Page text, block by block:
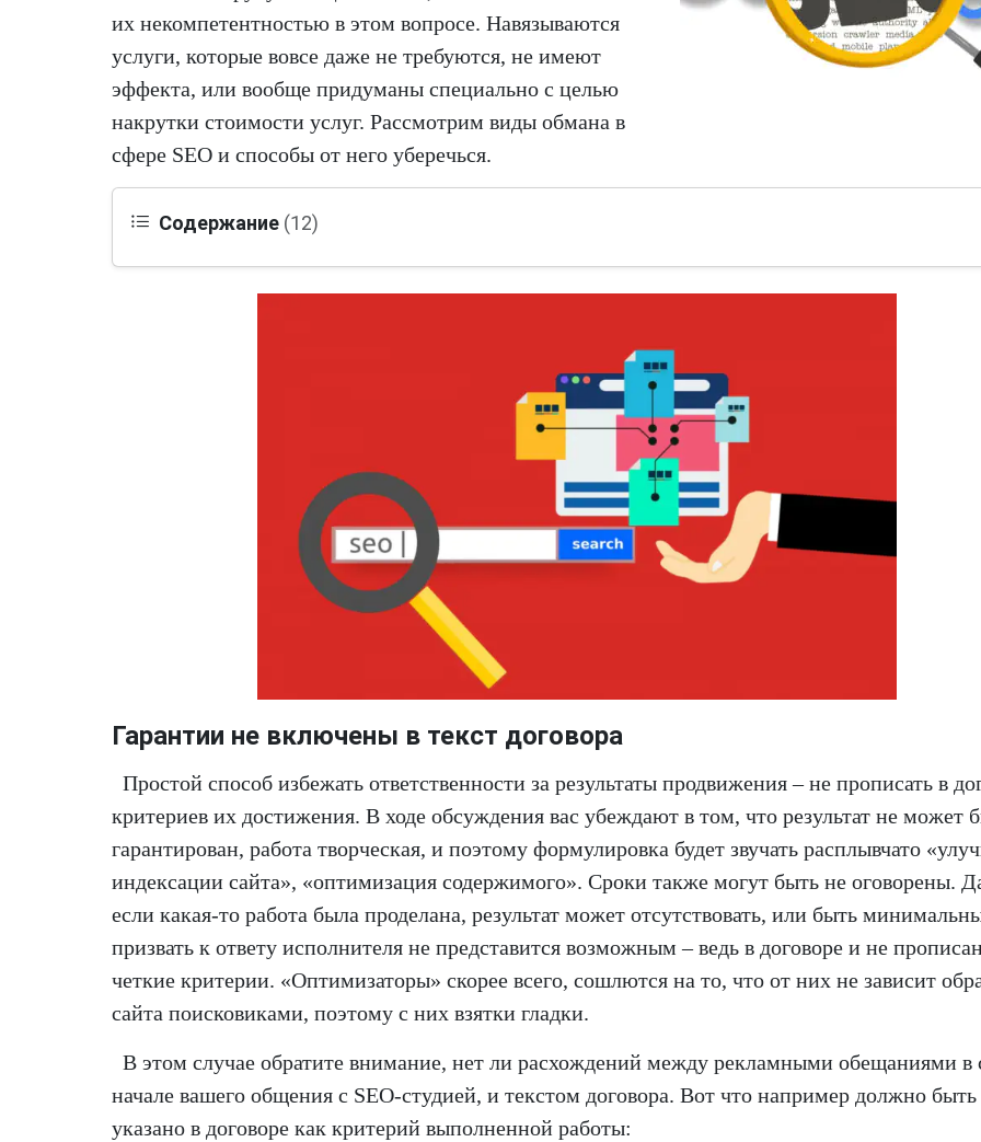
их некомпетентностью в этом вопросе. Навязываются
услуги, которые вовсе даже не требуются, не имеют
эффекта, или вообще придуманы специально с целью
накрутки стоимости услуг. Рассмотрим виды обмана в
сфере SEO и способы от него уберечься.
Содержание (12)
Гарантии не включены в текст договора
Простой способ избежать ответственности за результаты продвижения – не прописать в
критериев их достижения. В ходе обсуждения вас убеждают в том, что результат не может
гарантирован, работа творческая, и поэтому формулировка будет звучать расплывчато
индексации сайта», «оптимизация содержимого». Сроки также могут быть не оговорены.
если какая-то работа была проделана, результат может отсутствовать, или быть
призвать к ответу исполнителя не представится возможным – ведь в договоре и не
четкие критерии. «Оптимизаторы» скорее всего, сошлются на то, что от них не зависит
сайта поисковиками, поэтому с них взятки гладки.
В этом случае обратите внимание, нет ли расхождений между рекламными обещаниями в
начале вашего общения с SEO-студией, и текстом договора. Вот что например должно быть
указано в договоре как критерий выполненной работы: